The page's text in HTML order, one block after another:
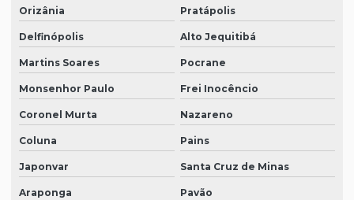
Orizânia Pratápolis
Delfinópolis Alto Jequitibá
Martins Soares Pocrane
Monsenhor Paulo Frei Inocêncio
Coronel Murta Nazareno
Coluna Pains
Japonvar Santa Cruz de Minas
Araponga Pavão